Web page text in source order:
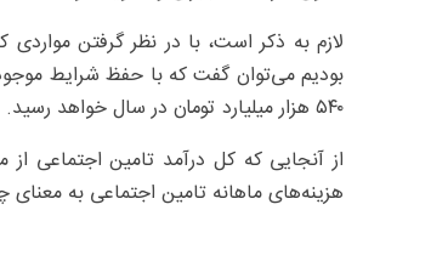
لازم به ذکر است، با در نظر گرفتن
بودیم می‌توان گفت که با حفظ شرایط
۵۴۰ هزار میلیارد تومان در سال خواهد رسید.
هزینه‌های ماهانه تامین اجتماعی به معنای چالش ۳۰ درصدی در منابع و مصارف سازمان تامین